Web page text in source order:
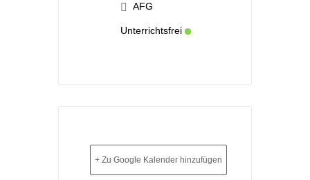
AFG
Unterrichtsfrei
+ Zu Google Kalender hinzufügen